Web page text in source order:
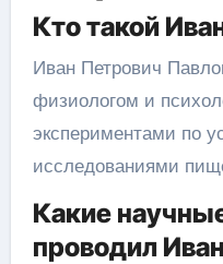
Кто такой
Иван Петрович
физиологом и
экспериментами по
исследованиями
Какие
проводил